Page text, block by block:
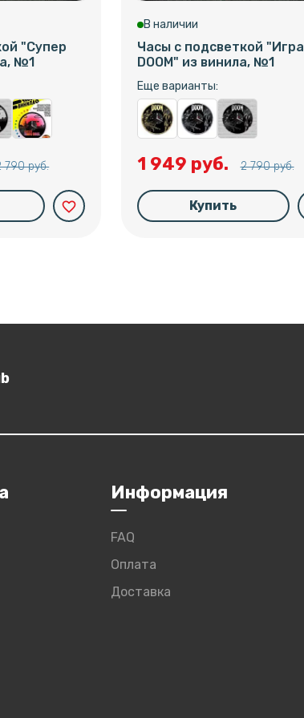
"Супер
№1
790 руб.
favorite_border
В наличии
Часы с подсветкой "Игра
DOOM" из винила, №1
Еще варианты:
1 949 руб. 2 790 руб.
Купить
Информация
FAQ
Оплата
Доставка